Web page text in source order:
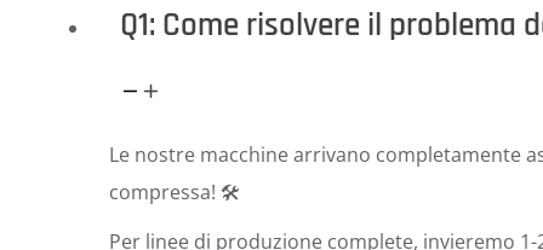
Q1: Come risolvere il problema
Le nostre macchine arrivano completamente
compressa! 🛠️
Per linee di produzione complete, invieremo